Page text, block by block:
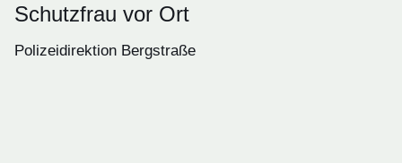
Schutzfrau vor Ort
Polizeidirektion Bergstraße